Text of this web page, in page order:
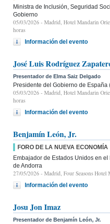
Ministra de Inclusión, Seguridad
Gobierno
05/03/2026 - Madrid, Hotel Mandarin
horas
Información del evento
José Luis Rodríguez
Presentador de Elma Saiz Delgado
Presidente del Gobierno de España
05/03/2026 - Madrid, Hotel Mandarin
horas
Información del evento
Benjamín León, Jr.
FORO DE LA NUEVA ECONOMÍA
Embajador de Estados Unidos en
de Andorra
27/05/2026 - Madrid, Four Seasons
Información del evento
Josu Jon Imaz
Presentador de Benjamín León, Jr.